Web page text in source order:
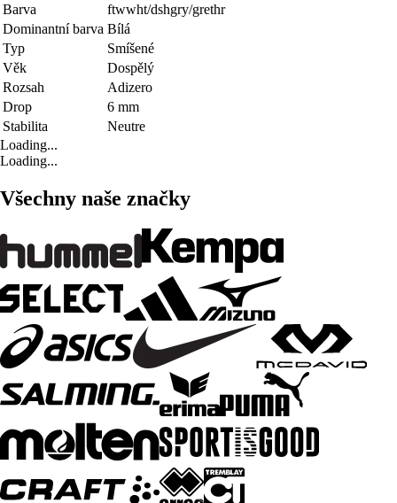
Barva
ftwwht/dshgry/grethr
Dominantní barva Bílá
Typ
Smíšené
Věk
Dospělý
Rozsah
Adizero
Drop
6 mm
Stabilita
Neutre
Loading...
Loading...
Všechny naše značky